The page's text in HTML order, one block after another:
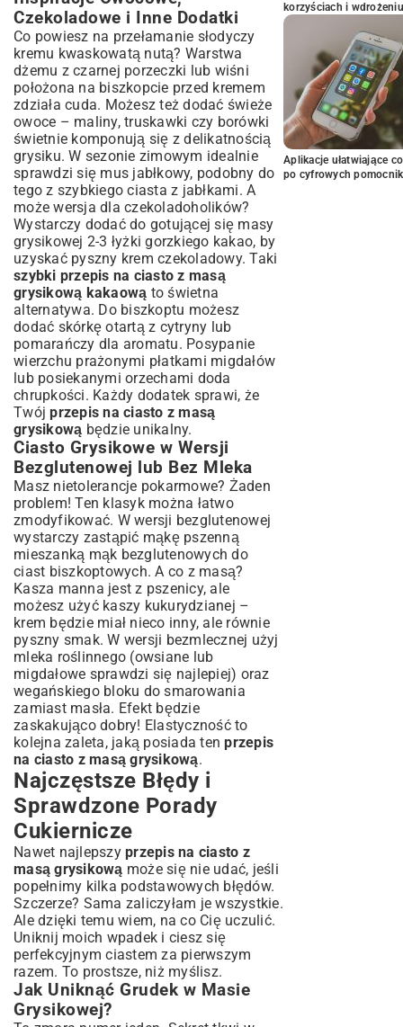
Czekoladowe i Inne Dodatki
Co powiesz na przełamanie słodyczy
kremu kwaskowatą nutą? Warstwa
dżemu z czarnej porzeczki lub wiśni
położona na biszkopcie przed kremem
zdziała cuda. Możesz też dodać świeże
owoce – maliny, truskawki czy borówki
świetnie komponują się z delikatnością
grysiku. W sezonie zimowym idealnie
sprawdzi się mus jabłkowy, podobny do
tego z szybkiego ciasta z jabłkami. A
może wersja dla czekoladoholików?
Wystarczy dodać do gotującej się masy
grysikowej 2-3 łyżki gorzkiego kakao, by
uzyskać pyszny krem czekoladowy. Taki
szybki przepis na ciasto z masą
grysikową kakaową to świetna
alternatywa. Do biszkoptu możesz
dodać skórkę otartą z cytryny lub
pomarańczy dla aromatu. Posypanie
wierzchu prażonymi płatkami migdałów
lub posiekanymi orzechami doda
chrupkości. Każdy dodatek sprawi, że
Twójprzepis na ciasto z masą
grysikową będzie unikalny.
Ciasto Grysikowe w Wersji
Bezglutenowej lub Bez Mleka
Masz nietolerancje pokarmowe? Żaden
problem! Ten klasyk można łatwo
zmodyfikować. W wersji bezglutenowej
wystarczy zastąpić mąkę pszenną
mieszanką mąk bezglutenowych do
ciast biszkoptowych. A co z masą?
Kasza manna jest z pszenicy, ale
możesz użyć kaszy kukurydzianej –
krem będzie miał nieco inny, ale równie
pyszny smak. W wersji bezmlecznej użyj
mleka roślinnego (owsiane lub
migdałowe sprawdzi się najlepiej) oraz
wegańskiego bloku do smarowania
zamiast masła. Efekt będzie
zaskakująco dobry! Elastyczność to
kolejna zaleta, jaką posiada tenprzepis
na ciasto z masą grysikową.
Najczęstsze Błędy i
Sprawdzone Porady
Cukiernicze
Nawet najlepszy przepis na ciasto z
masą grysikową może się nie udać, jeśli
popełnimy kilka podstawowych błędów.
Szczerze? Sama zaliczyłam je wszystkie.
Ale dzięki temu wiem, na co Cię uczulić.
Uniknij moich wpadek i ciesz się
perfekcyjnym ciastem za pierwszym
razem. To prostsze, niż myślisz.
Jak Uniknąć Grudek w Masie
Grysikowej?
korzyściach i wdrożeniu
Aplikacje ułatwiające
po cyfrowych